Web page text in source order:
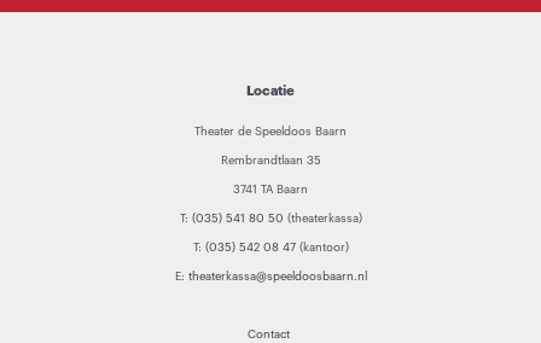
Locatie
Theater de Speeldoos Baarn
Rembrandtlaan 35
3741 TA Baarn
T: (035) 541 80 50 (theaterkassa)
T: (035) 542 08 47(kantoor)
E: theaterkassa@speeldoosbaarn.nl
Contact